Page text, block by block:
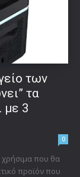
των
τα
3
0
χρήσιμα που θα
προϊόν που